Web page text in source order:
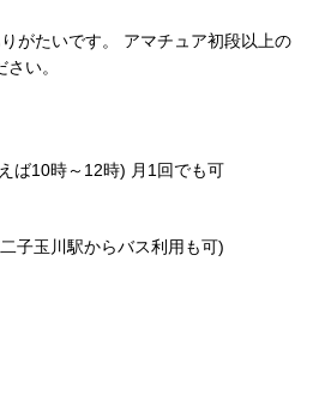
がたいです。 アマチュア初段以上の
い。
ば10時～12時) 月1回でも可
子玉川駅からバス利用も可)